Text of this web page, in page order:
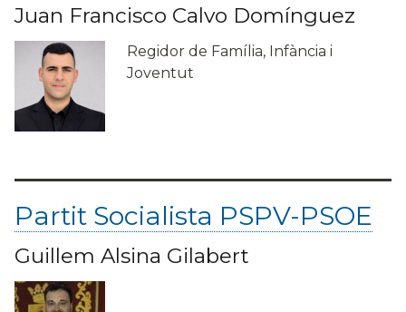
Juan Francisco Calvo Domínguez
Regidor de Família, Infància i
Joventut
Partit Socialista PSPV-PSOE
Guillem Alsina Gilabert